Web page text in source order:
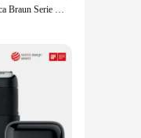
Afeitadora eléctrica Braun Serie 3 ProSkin 3040S 3010S Afeitadora alternante para hombres Máquina de afeitar con recortadora 100-240v